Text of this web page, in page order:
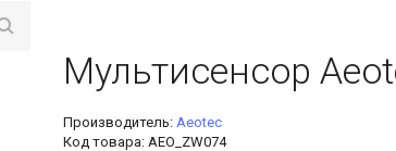
Мультисенсор
Производитель: Aeotec
Код товара: AEO_ZW074